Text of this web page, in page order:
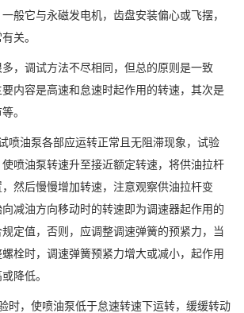
般它与永磁发电机，齿盘安装偏心或飞摆，
关。
调试方法不尽相同，但总的原则是一致
内容是高速和怠速时起作用的转速，其次是
。
油泵各部应运转正常且无阻滞现象，试验
喷油泵转速升至接近额定转速，将供油拉杆
然后慢慢增加转速，注意观察供油拉杆变
减油方向移动时的转速即为调速器起作用的
定值，否则，应调整调速弹簧的预紧力，当
栓时，调速弹簧预紧力增大或减小，起作用
降低。
，使喷油泵低于怠速转速下运转，缓缓转动